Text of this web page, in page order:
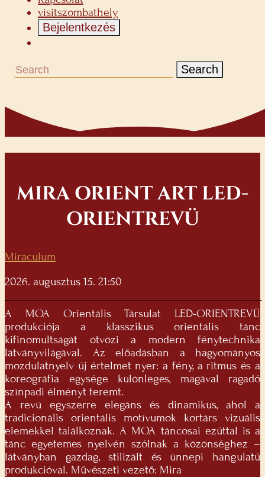
visitszombathely
Bejelentkezés
Search
MIRA ORIENT ART LED-
ORIENTREVÜ
Miraculum
2026. augusztus 15. 21:50
A MOA Orientális Társulat LED-ORIENTREVÜ
produkciója a klasszikus orientális tánc
kifinomultságát ötvözi a modern fénytechnika
látványvilágával. Az előadásban a hagyományos
mozdulatnyelv új értelmet nyer: a fény, a ritmus és a
koreográfia egysége különleges, magával ragadó
színpadi élményt teremt.
A revü egyszerre elegáns és dinamikus, ahol a
tradicionális orientális motívumok kortárs vizuális
elemekkel találkoznak. A MOA táncosai ezúttal is a
tánc egyetemes nyelvén szólnak a közönséghez –
látványban gazdag, stilizált és ünnepi hangulatú
produkcióval. Művészeti vezető: Mira